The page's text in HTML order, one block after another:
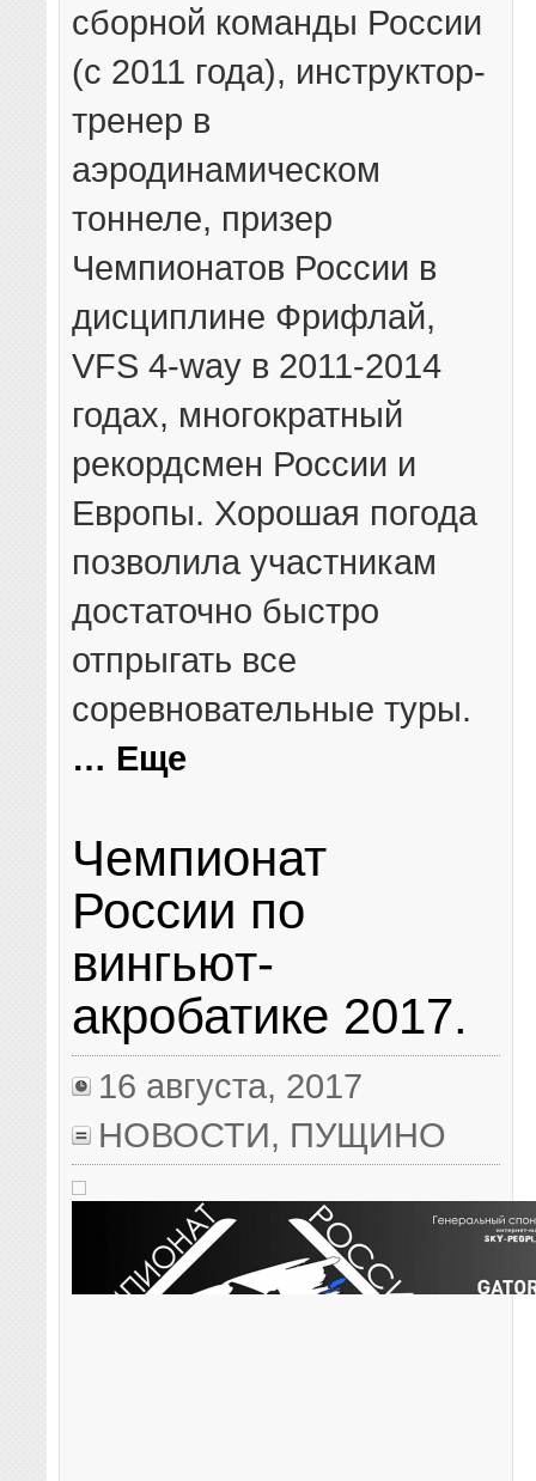
сборной команды России
(с 2011 года), инструктор-
тренер в
аэродинамическом
тоннеле, призер
Чемпионатов России в
дисциплине Фрифлай,
VFS 4-way в 2011-2014
годах, многократный
рекордсмен России и
Европы. Хорошая погода
позволила участникам
достаточно быстро
отпрыгать все
соревновательные туры.
… Еще
Чемпионат
России по
вингьют-
акробатике 2017.
16 августа, 2017
НОВОСТИ, ПУЩИНО